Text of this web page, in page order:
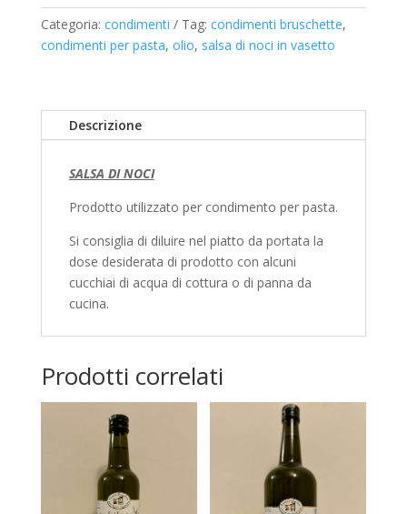
Categoria: condimenti Tag: condimenti bruschette,
condimenti per pasta, olio, salsa di noci in vasetto
Descrizione
SALSA DI NOCI
Prodotto utilizzato per condimento per pasta.
Si consiglia di diluire nel piatto da portata la
dose desiderata di prodotto con alcuni
cucchiai di acqua di cottura o di panna da
cucina.
Prodotti correlati